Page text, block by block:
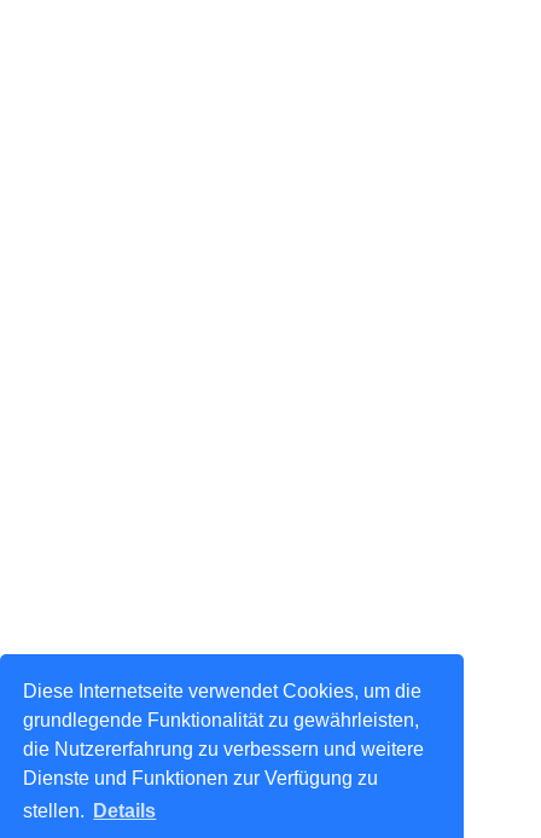
Diese Internetseite verwendet Cookies, um die
grundlegende Funktionalität zu gewährleisten,
die Nutzererfahrung zu verbessern und weitere
Dienste und Funktionen zur Verfügung zu
stellen.
Details